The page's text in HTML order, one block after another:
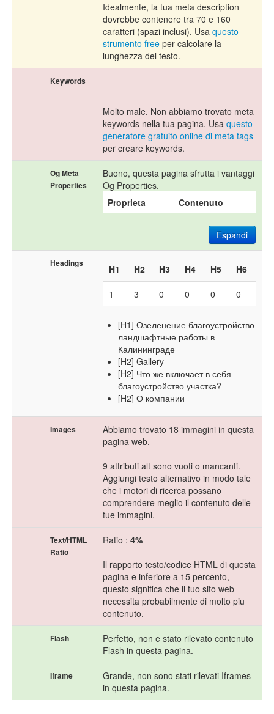
Idealmente, la tua meta description
dovrebbe contenere tra 70 e 160
caratteri (spazi inclusi). Usa questo
strumento free per calcolare la
lunghezza del testo.
Keywords
Molto male. Non abbiamo trovato meta
keywords nella tua pagina. Usa questo
generatore gratuito online di meta tags
per creare keywords.
Og Meta
Properties
Buono, questa pagina sfrutta i vantaggi
Og Properties.
Proprieta
Contenuto
Espandi
Headings H1 H2 H3 H4 H5 H6
1 3 0 0 0 0
[H1] Озеленение благоустройство
ландшафтные работы в
Калининграде
[H2] Gallery
[H2] Что же включает в себя
благоустройство участка?
[H2] О компании
Images
Abbiamo trovato 18 immagini in questa
pagina web.
9 attributi alt sono vuoti o mancanti.
Aggiungi testo alternativo in modo tale
che i motori di ricerca possano
comprendere meglio il contenuto delle
tue immagini.
Text/HTML
Ratio
Ratio : 4%
Il rapporto testo/codice HTML di questa
pagina e inferiore a 15 percento,
questo significa che il tuo sito web
necessita probabilmente di molto piu
contenuto.
Flash
Perfetto, non e stato rilevato contenuto
Flash in questa pagina.
Iframe
Grande, non sono stati rilevati Iframes
in questa pagina.